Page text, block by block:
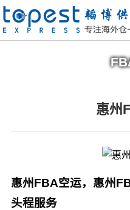
惠州
惠州FBA空运，惠州
头程服务